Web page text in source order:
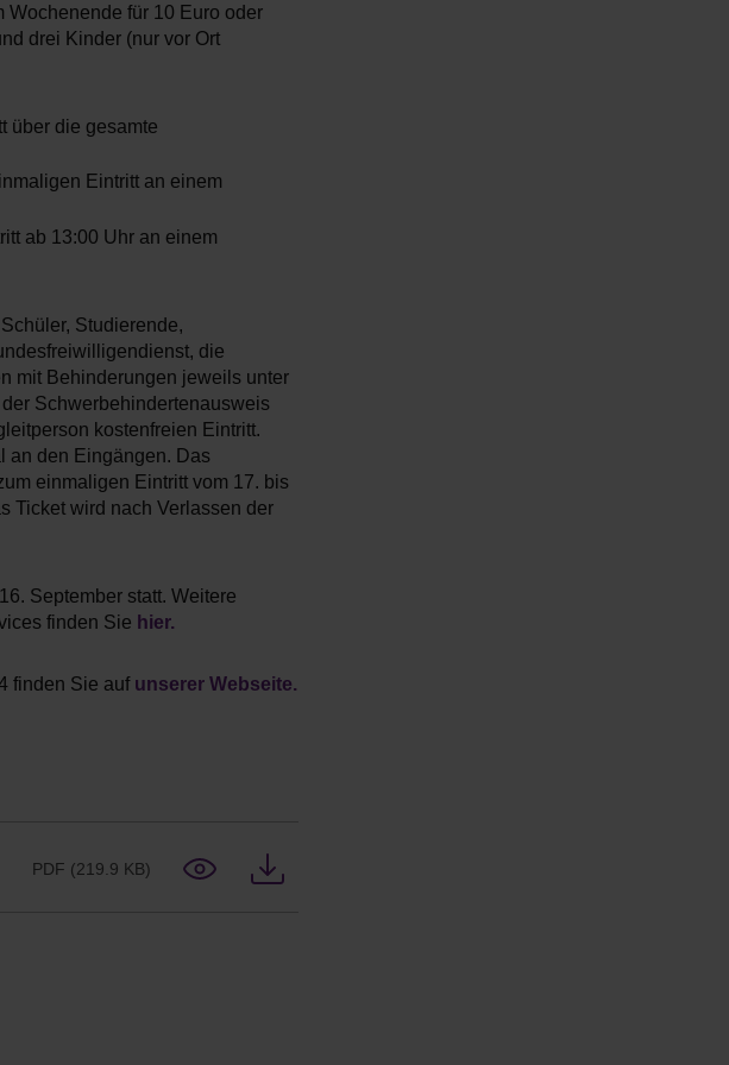
Wochenende für 10 Euro oder
drei Kinder (nur vor Ort
über die gesamte
Eintritt an einem
ab 13:00 Uhr an einem
Studierende,
die
mit Behinderungen jeweils unter
Schwerbehindertenausweis
kostenfreien Eintritt.
an den Eingängen. Das
einmaligen Eintritt vom 17. bis
Ticket wird nach Verlassen der
September statt. Weitere
finden Sie hier.
finden Sie auf unserer Webseite.
PDF (219.9 KB)